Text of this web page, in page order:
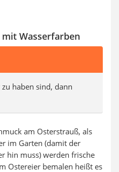
Wasserfarben
haben sind, dann
am Osterstrauß, als
im Garten (damit der
hin muss) werden frische
Ostereier bemalen heißt es